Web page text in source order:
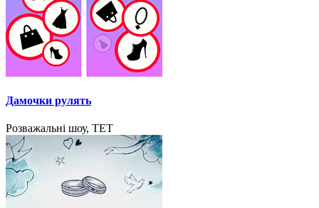
Дамочки рулять
Розважальні шоу, ТЕТ